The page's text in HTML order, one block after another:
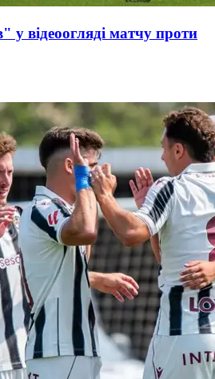
у відеоогляді матчу проти